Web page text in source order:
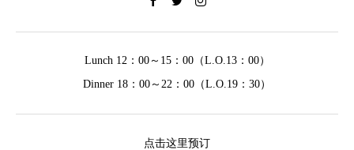
Lunch 12：00～15：00（L.O.13：00）
Dinner 18：00～22：00（L.O.19：30）
点击这里预订